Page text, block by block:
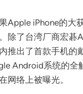
Apple iPhone的大
除了台湾厂商宏碁
推出了首款手机的
Android系统的全
网络上被曝光。